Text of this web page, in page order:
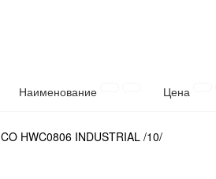
Наименование Цена
HWC0806 INDUSTRIAL /10/